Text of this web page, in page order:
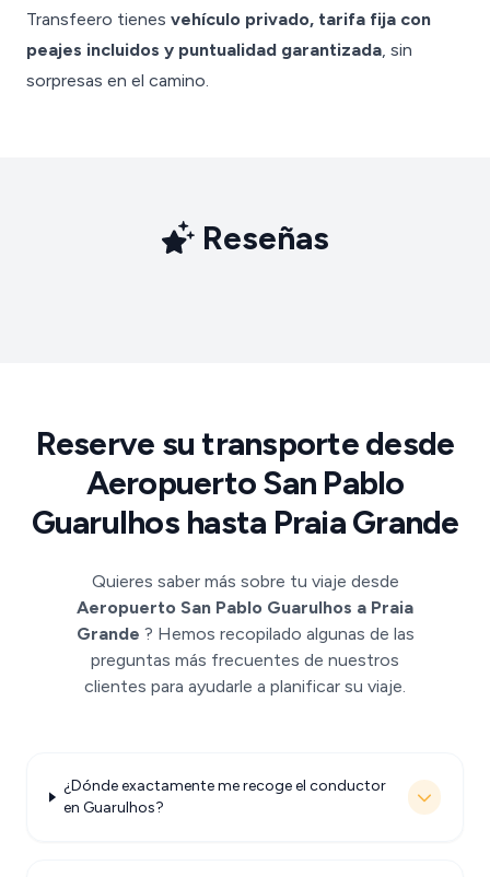
Transfeero tienes vehículo privado, tarifa fija con
peajes incluidos y puntualidad garantizada, sin
sorpresas en el camino.
Reseñas
Reserve su transporte desde
Aeropuerto San Pablo
Guarulhos hasta Praia Grande
Quieres saber más sobre tu viaje desde
Aeropuerto San Pablo Guarulhos a Praia
Grande ? Hemos recopilado algunas de las
preguntas más frecuentes de nuestros
clientes para ayudarle a planificar su viaje.
¿Dónde exactamente me recoge el conductor
en Guarulhos?